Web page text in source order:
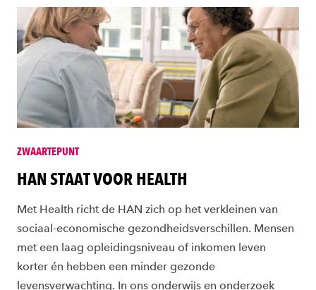
ZWAARTEPUNT
HAN STAAT VOOR HEALTH
Met Health richt de HAN zich op het verkleinen van
sociaal-economische gezondheidsverschillen. Mensen
met een laag opleidingsniveau of inkomen leven
korter én hebben een minder gezonde
levensverwachting. In ons onderwijs en onderzoek